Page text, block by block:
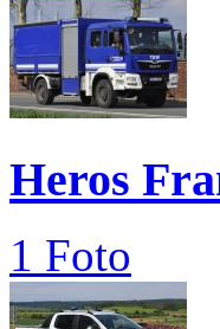
Heros
1 Foto